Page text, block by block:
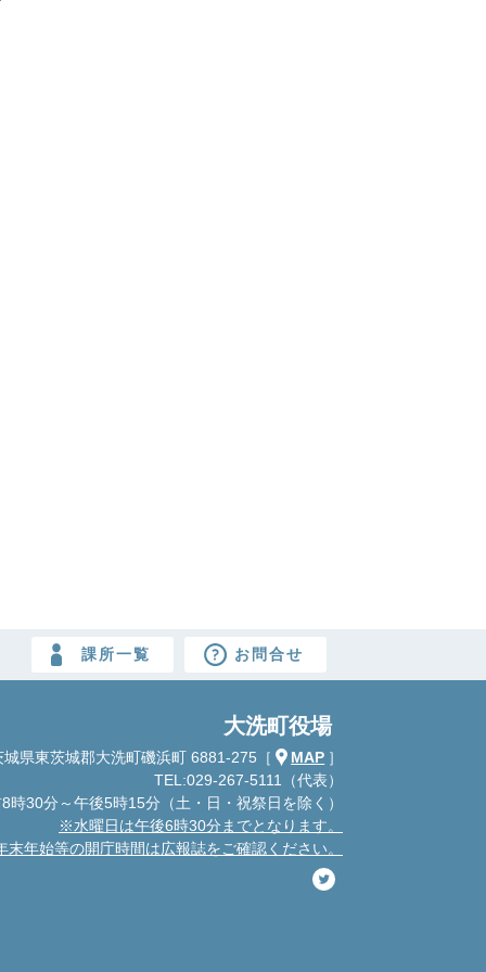
課所一覧 お問合せ
大洗町役場
城県東茨城郡大洗町磯浜町 6881-275 ［ MAP ］
TEL:029-267-5111（代表）
時30分～午後5時15分 （土・日・祝祭日を除く）
※水曜日は午後6時30分までとなります。
末年始等の開庁時間は広報誌をご確認ください。